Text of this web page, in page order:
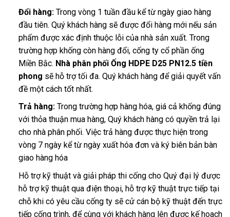
Đổi hàng:Trong vòng 1 tuần đầu kể từ ngày giao hàng
đầu tiên. Quý khách hàng sẽ được đổi hàng mới nếu sản
phẩm được xác định thuộc lỗi của nhà sản xuất. Trong
trường hợp khống còn hàng đổi, cống ty cổ phần ống
Miền Bắc. Nhà phân phối Ống HDPE D25 PN12.5 tiền
phong sẽ hỗ trợ tối đa. Quý khách hàng để giải quyết vấn
đề một cách tốt nhất.
Trả hàng:Trong trường hợp hàng hóa, giá cả khống đúng
với thỏa thuận mua hàng, Quý khách hàng có quyền trả lại
cho nhà phân phối. Việc trả hàng được thực hiện trong
vòng 7 ngày kể từ ngày xuất hóa đơn và ký biên bản bàn
giao hàng hóa
Hỗ trợ kỹ thuật và giải pháp thi cống cho Quý đại lý được
hỗ trợ kỹ thuật qua điện thoại, hỗ trợ kỹ thuật trực tiếp tại
chỗ khi có yêu cầu cống ty sẽ cử cán bộ kỹ thuật đến trực
tiếp cống trình, để cùng với khách hàng lên được kế hoach